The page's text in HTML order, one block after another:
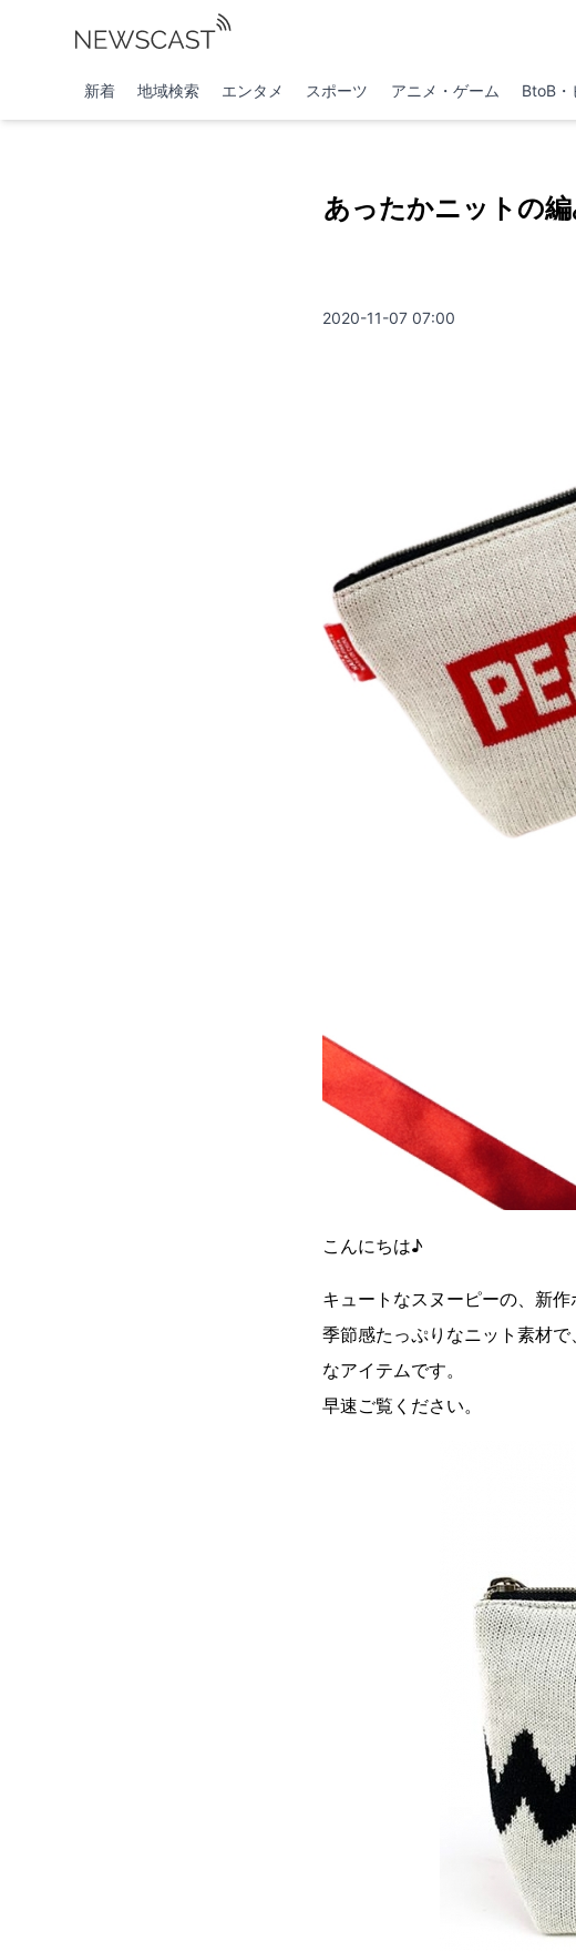
新着 地域検索 エンタメ スポーツ アニメ・ゲーム BtoB・
あったかニットの
2020-11-07 07:00
こんにちは♪
キュートなスヌーピーの、新作
季節感たっぷりなニット素材
なアイテムです。
早速ご覧ください。